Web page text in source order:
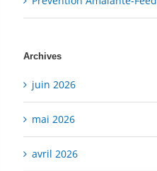
Archives
juin 2026
mai 2026
avril 2026